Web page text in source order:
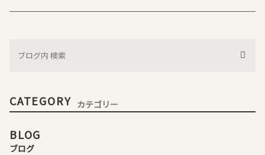
CATEGORY カテゴリー
BLOG
ブログ